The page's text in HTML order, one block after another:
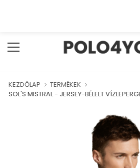
KEZDŐLAP
TERMÉKEK
SOL'S MISTRAL - JERSEY-BÉLELT